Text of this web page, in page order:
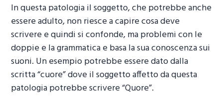
In questa patologia il soggetto, che potrebbe anche
essere adulto, non riesce a capire cosa deve
scrivere e quindi si confonde, ma problemi con le
doppie e la grammatica e basa la sua conoscenza sui
suoni. Un esempio potrebbe essere dato dalla
scritta “cuore” dove il soggetto affetto da questa
patologia potrebbe scrivere “Quore”.